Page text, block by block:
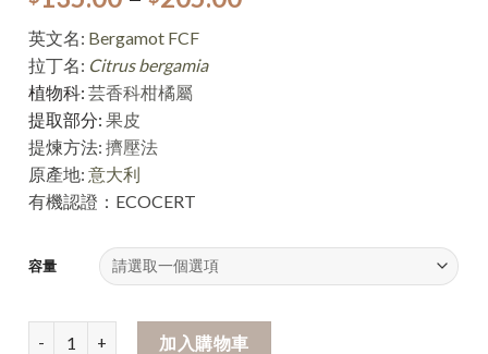
英文名: Bergamot FCF
拉丁名: Citrus bergamia
植物科:芸香科柑橘屬
提取部分:果皮
提煉方法:擠壓法
原產地:意大利
有機認證：ECOCERT
容量
加入購物車